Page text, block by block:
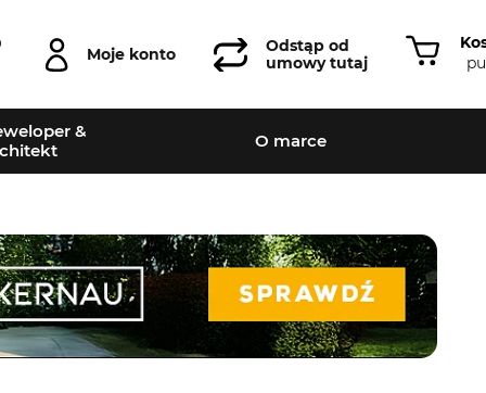
Moje konto
Odstąp od
umowy tutaj
&
O marce